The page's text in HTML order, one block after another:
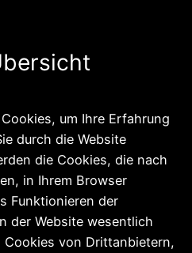
um Ihre Erfahrung
durch die Website
die Cookies, die nach
in Ihrem Browser
Funktionieren der
der Website wesentlich
Cookies von Drittanbietern,